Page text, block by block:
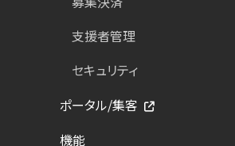
支援者管理
セキュリティ
ポータル/集客
機能